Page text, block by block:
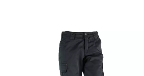
Stretch Arbeitshosen
Sicherheitshosen